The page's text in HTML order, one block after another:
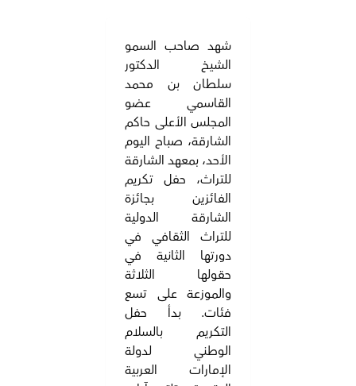
شهد صاحب السمو
الشيخ الدكتور
سلطان بن محمد
القاسمي عضو
المجلس الأعلى حاكم
الشارقة، صباح اليوم
الأحد، بمعهد الشارقة
للتراث، حفل تكريم
الفائزين بجائزة
الشارقة الدولية
للتراث الثقافي في
دورتها الثانية في
حقولها الثلاثة
والموزعة على تسع
فئات. بدأ حفل
التكريم بالسلام
الوطني لدولة
الإمارات العربية